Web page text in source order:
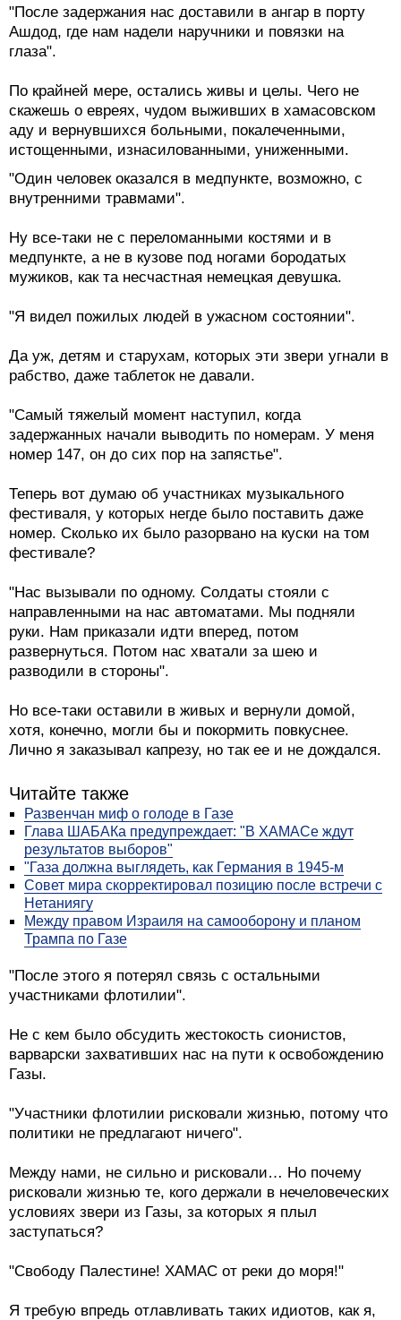
"После задержания нас доставили в ангар в порту
Ашдод, где нам надели наручники и повязки на
глаза".
По крайней мере, остались живы и целы. Чего не
скажешь о евреях, чудом выживших в хамасовском
аду и вернувшихся больными, покалеченными,
истощенными, изнасилованными, униженными.
"Один человек оказался в медпункте, возможно, с
внутренними травмами".
Ну все-таки не с переломанными костями и в
медпункте, а не в кузове под ногами бородатых
мужиков, как та несчастная немецкая девушка.
"Я видел пожилых людей в ужасном состоянии".
Да уж, детям и старухам, которых эти звери угнали в
рабство, даже таблеток не давали.
"Самый тяжелый момент наступил, когда
задержанных начали выводить по номерам. У меня
номер 147, он до сих пор на запястье".
Теперь вот думаю об участниках музыкального
фестиваля, у которых негде было поставить даже
номер. Сколько их было разорвано на куски на том
фестивале?
"Нас вызывали по одному. Солдаты стояли с
направленными на нас автоматами. Мы подняли
руки. Нам приказали идти вперед, потом
развернуться. Потом нас хватали за шею и
разводили в стороны".
Но все-таки оставили в живых и вернули домой,
хотя, конечно, могли бы и покормить повкуснее.
Лично я заказывал капрезу, но так ее и не дождался.
Читайте также
Развенчан миф о голоде в Газе
Глава ШАБАКа предупреждает: "В ХАМАСе ждут
результатов выборов"
"Газа должна выглядеть, как Германия в 1945-м
Совет мира скорректировал позицию после встречи с
Нетаниягу
Между правом Израиля на самооборону и планом
Трампа по Газе
"После этого я потерял связь с остальными
участниками флотилии".
Не с кем было обсудить жестокость сионистов,
варварски захвативших нас на пути к освобождению
Газы.
"Участники флотилии рисковали жизнью, потому что
политики не предлагают ничего".
Между нами, не сильно и рисковали… Но почему
рисковали жизнью те, кого держали в нечеловеческих
условиях звери из Газы, за которых я плыл
заступаться?
"Свободу Палестине! ХАМАС от реки до моря!"
Я требую впредь отлавливать таких идиотов, как я,